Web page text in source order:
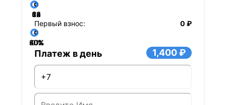
12
24
36
48
60
72
84
Первый взнос:
0 ₽
0%
20%
40%
60%
80%
Платеж в день 1,400 ₽